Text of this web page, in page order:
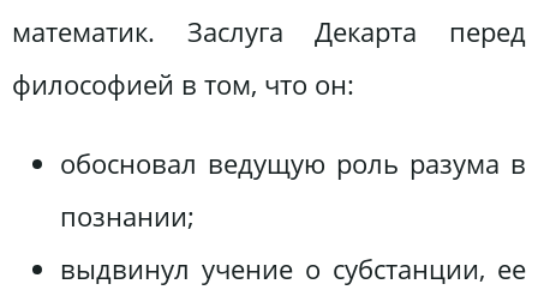
математик. Заслуга Декарта перед
философией в том, что он:
обосновал ведущую роль разума в
познании;
выдвинул учение о субстанции, ее